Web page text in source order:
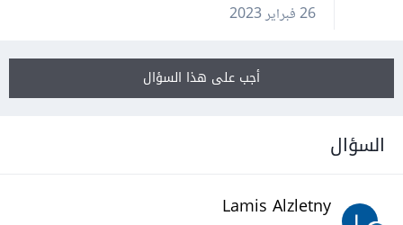
26 فبراير 2023
أجب على هذا السؤال
السؤال
Lamis Alzletny